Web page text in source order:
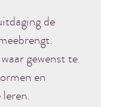
de
gewenst te
en